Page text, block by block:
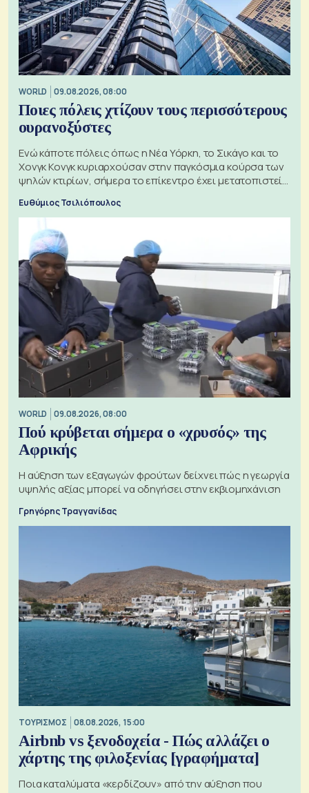
WORLD 09.08.2026, 08:00
Ποιες πόλεις χτίζουν τους περισσότερους
ουρανοξύστες
Ενώ κάποτε πόλεις όπως η Νέα Υόρκη, το Σικάγο και το
Χονγκ Κονγκ κυριαρχούσαν στην παγκόσμια κούρσα των
ψηλών κτιρίων, σήμερα το επίκεντρο έχει μετατοπιστεί
Ευθύμιος Τσιλιόπουλος
WORLD 09.08.2026, 08:00
Πού κρύβεται σήμερα ο «χρυσός» της
Αφρικής
Η αύξηση των εξαγωγών φρούτων δείχνει πώς η γεωργία
υψηλής αξίας μπορεί να οδηγήσει στην εκβιομηχάνιση
Γρηγόρης Τραγγανίδας
ΤΟΥΡΙΣΜΟΣ 08.08.2026, 15:00
Airbnb vs ξενοδοχεία - Πώς αλλάζει ο
χάρτης της φιλοξενίας [γραφήματα]
Ποια καταλύματα «κερδίζουν» από την αύξηση που